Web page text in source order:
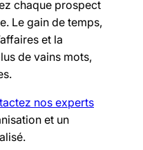
chaque prospect
Le gain de temps,
et la
de vains mots,
nos experts
et un